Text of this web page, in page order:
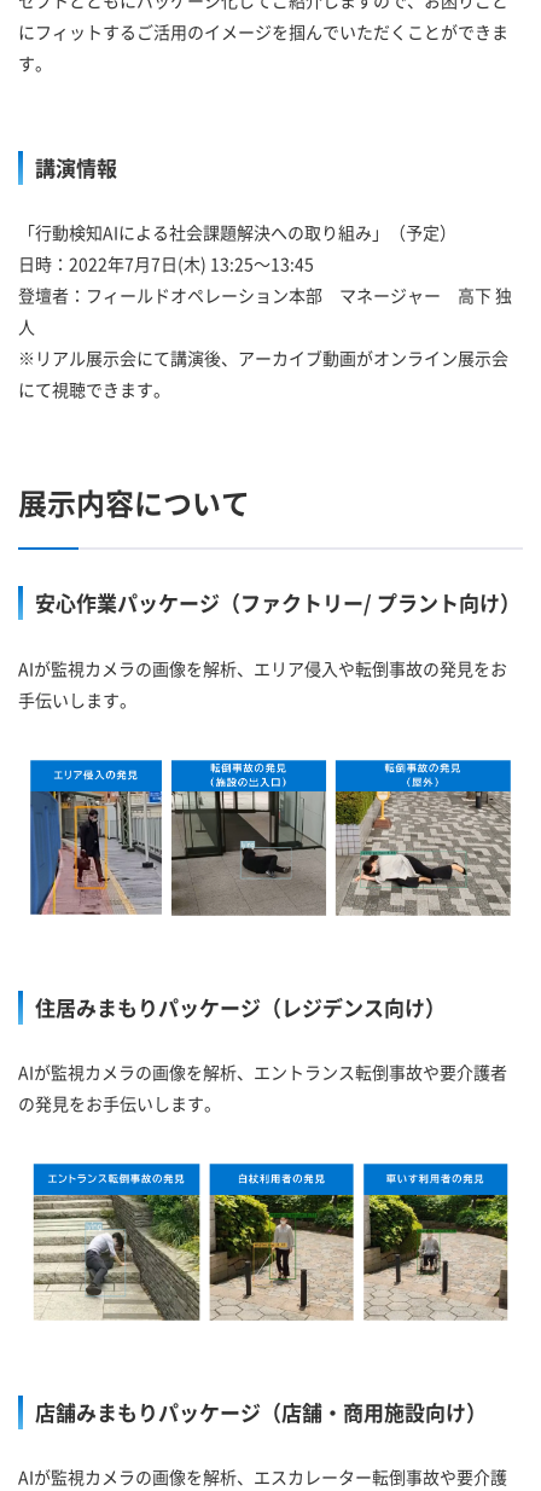
にフィットするご活用のイメージを掴んでいただくことができま
す。
講演情報
「行動検知AIによる社会課題解決への取り組み」（予定）
日時：2022年7月7日(木) 13:25～13:45
登壇者：フィールドオペレーション本部 マネージャー 高下 独
人
※リアル展示会にて講演後、アーカイブ動画がオンライン展示会
にて視聴できます。
展示内容について
安心作業パッケージ（ファクトリー/ プラント向け）
AIが監視カメラの画像を解析、エリア侵入や転倒事故の発見をお
手伝いします。
住居みまもりパッケージ（レジデンス向け）
AIが監視カメラの画像を解析、エントランス転倒事故や要介護者
の発見をお手伝いします。
店舗みまもりパッケージ（店舗・商用施設向け）
AIが監視カメラの画像を解析、エスカレーター転倒事故や要介護